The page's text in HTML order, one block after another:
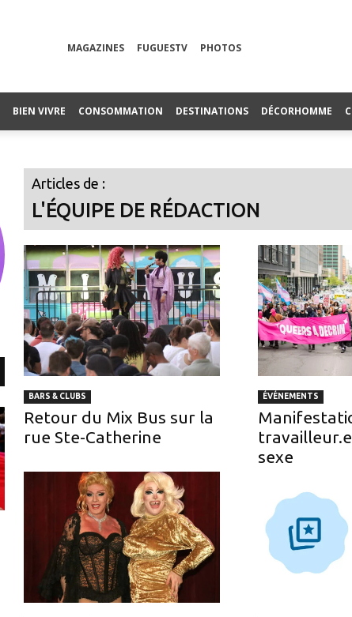
MAGAZINES FUGUESTV PHOTOS
BIEN VIVRE CONSOMMATION DESTINATIONS DÉCORHOMME
Articles de :
L'ÉQUIPE DE RÉDACTION
BARS & CLUBS
Retour du Mix Bus sur la
rue Ste-Catherine
ÉVÉNEMENTS
sexe